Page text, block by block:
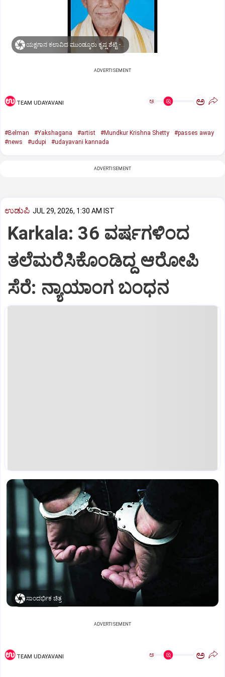
ಯಕ್ಷಗಾನ ಕಲಾವಿದ ಮುಂಡ್ಕೂರು ಕೃಷ್ಣ ಶೆಟ್ಟಿ -ಮೃತರು
ADVERTISEMENT
TEAM UDAYAVANI ಅ ಅ
#Belman #Yakshagana #artist #Mundkur Krishna Shetty
#passes away
#news
#udupi #udayavani kannada
ADVERTISEMENT
ಉಡುಪಿ JUL 29, 2026, 1:30 AM IST
Karkala: 36 ವರ್ಷಗಳಿಂದ
ತಲೆಮರೆಸಿಕೊಂಡಿದ್ದ ಆರೋಪಿ
ಸೆರೆ: ನ್ಯಾಯಾಂಗ ಬಂಧನ
ಸಾಂದರ್ಭಿಕ ಚಿತ್ರ
ADVERTISEMENT
TEAM UDAYAVANI ಅ ಅ